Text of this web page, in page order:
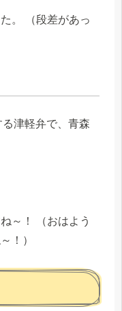
。 （段差があっ
る津軽弁で、青森
～！ （おはよう
！）